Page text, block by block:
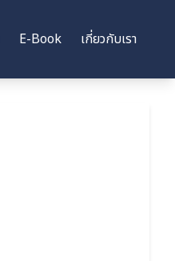
E-Book เกี่ยวกับเรา